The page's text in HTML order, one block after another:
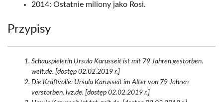
2014: Ostatnie miliony jako Rosi.
Przypisy
Schauspielerin Ursula Karusseit ist mit 79 Jahren gestorben.
welt.de. [dostęp 02.02.2019 r.]
Die Kraftvolle: Ursula Karusseit im Alter von 79 Jahren
verstorben. lvz.de. [dostęp 02.02.2019 r.]